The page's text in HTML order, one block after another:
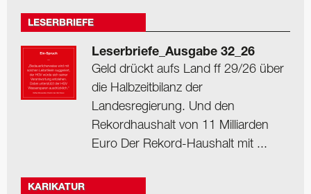
LESERBRIEFE
Leserbriefe_Ausgabe 32_26
Geld drückt aufs Land ff 29/26 über
die Halbzeitbilanz der
Landesregierung. Und den
Rekordhaushalt von 11 Milliarden
Euro Der Rekord-Haushalt mit ...
KARIKATUR